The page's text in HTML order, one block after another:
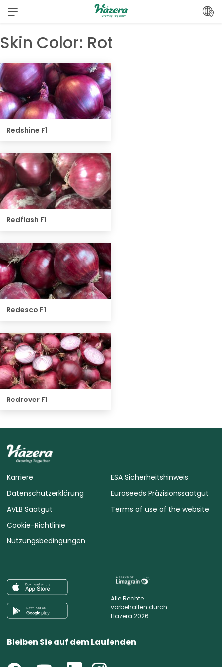
Zum
Inhalt
Skin Color: Rot
Redshine F1
Redflash F1
Redesco F1
Redrover F1
Karriere
Datenschutzerklärung
AVLB Saatgut
Cookie-Richtlinie
Nutzungsbedingungen
ESA Sicherheitshinweis
Euroseeds Präzisionssaatgut
Terms of use of the website
Alle Rechte
vorbehalten durch
Hazera 2026
Bleiben Sie auf dem Laufenden